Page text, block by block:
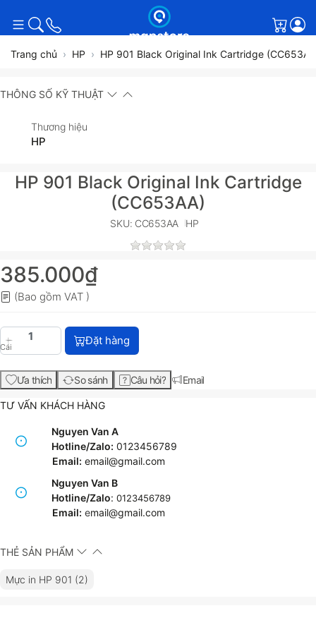
Giỏ
Trang chủ HP HP 901 Black Original Ink Cartridge
THÔNG SỐ KỸ THUẬT
Thương hiệu
HP
HP 901 Black Original Ink Cartridge
(CC653AA)
SKU: CC653AA HP
385.000₫
(Bao gồm VAT )
Cái
HP 901 Black Original Ink Cartridge (CC653AA)
Đặt hàng
Ưa thích So sánh Câu hỏi? Email
TƯ VẤN KHÁCH HÀNG
Nguyen Van A
Hotline/Zalo: 0123456789
Email: email@gmail.com
Nguyen Van B
Hotline/Zalo: 0123456789
Email: email@gmail.com
THẺ SẢN PHẨM
Mực in HP 901 (2)